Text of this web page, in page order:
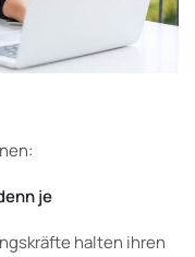
je
halten ihren